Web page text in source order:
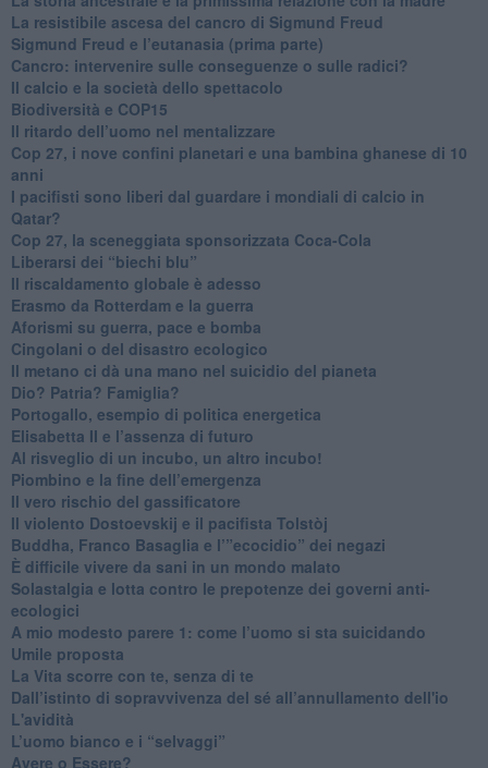
​La resistibile ascesa del cancro di Sigmund Freud
Sigmund Freud e l’eutanasia (prima parte)
Cancro: intervenire sulle conseguenze o sulle radici?
​Il calcio e la società dello spettacolo
Biodiversità e COP15
​Il ritardo dell’uomo nel mentalizzare
​Cop 27, i nove confini planetari e una bambina ghanese di 10
anni
​I pacifisti sono liberi dal guardare i mondiali di calcio in
Qatar?
​Cop 27, la sceneggiata sponsorizzata Coca-Cola
​Liberarsi dei “biechi blu”
Il riscaldamento globale è adesso
​Erasmo da Rotterdam e la guerra
​Aforismi su guerra, pace e bomba
Cingolani o del disastro ecologico
​Il metano ci dà una mano nel suicidio del pianeta
​Dio? Patria? Famiglia?
Portogallo, esempio di politica energetica
​Elisabetta II e l’assenza di futuro
Al risveglio di un incubo, un altro incubo!
​Piombino e la fine dell’emergenza
​Il vero rischio del gassificatore
​Il violento Dostoevskij e il pacifista Tolstòj
​Buddha, Franco Basaglia e l’”ecocidio” dei negazi
​È difficile vivere da sani in un mondo malato
Solastalgia e lotta contro le prepotenze dei governi anti-
ecologici
​A mio modesto parere 1: come l’uomo si sta suicidando
​Umile proposta
​La Vita scorre con te, senza di te
​Dall’istinto di sopravvivenza del sé all’annullamento dell'io
L'avidità
​L’uomo bianco e i “selvaggi”
​Avere o Essere?